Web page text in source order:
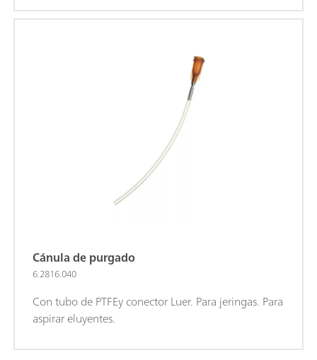
Cánula de purgado
6.2816.040
Con tubo de PTFEy conector Luer. Para jeringas. Para
aspirar eluyentes.